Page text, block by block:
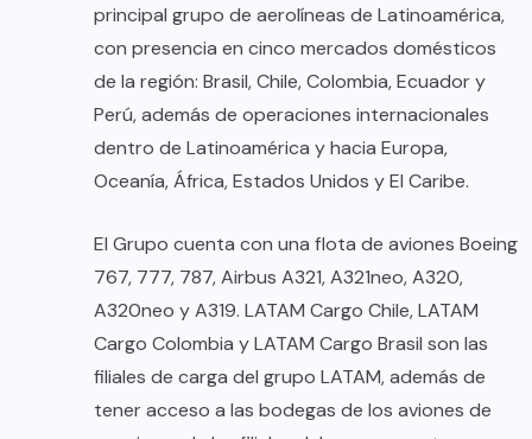
principal grupo de aerolíneas de Latinoamérica,
con presencia en cinco mercados domésticos
de la región: Brasil, Chile, Colombia, Ecuador y
Perú, además de operaciones internacionales
dentro de Latinoamérica y hacia Europa,
Oceanía, África, Estados Unidos y El Caribe.
El Grupo cuenta con una flota de aviones Boeing
767, 777, 787, Airbus A321, A321neo, A320,
A320neo y A319. LATAM Cargo Chile, LATAM
Cargo Colombia y LATAM Cargo Brasil son las
filiales de carga del grupo LATAM, además de
tener acceso a las bodegas de los aviones de